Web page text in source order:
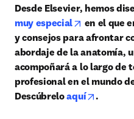
Desde Elsevier, hemos
muy especial
opens in
en el que
y consejos para afrontar
abordaje de la anatomía,
acompoñará a lo largo de
profesional en el mundo
Descúbrelo aquí opens in
.